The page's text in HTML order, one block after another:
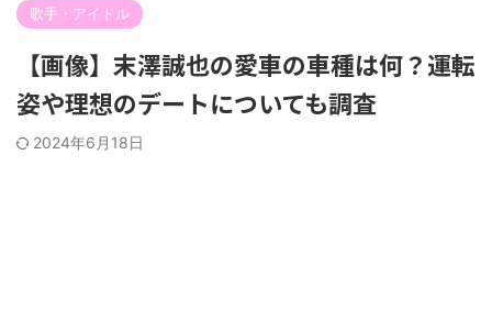
歌手・アイドル
【画像】末澤誠也の愛車の車種は何？運転
姿や理想のデートについても調査
2024年6月18日